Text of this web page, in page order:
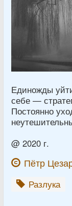
Единожды
себе —
Постоянно
@ 2020 г.
Пётр
Разлука